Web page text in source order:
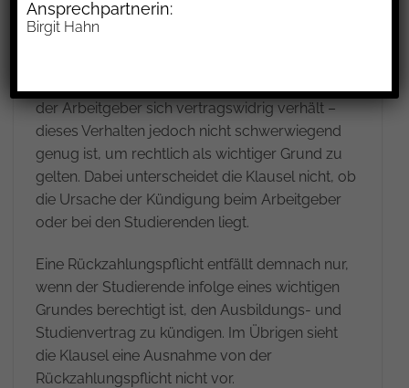
liegen, bleiben unberücksichtigt.
der Arbeitgeber sich vertragswidrig verhält –
dieses Verhalten jedoch nicht schwerwiegend
genug ist, um rechtlich als wichtiger Grund zu
gelten. Dabei unterscheidet die Klausel nicht, ob
die Ursache der Kündigung beim Arbeitgeber
oder bei den Studierenden liegt.
Eine Rückzahlungspflicht entfällt demnach nur,
wenn der Studierende infolge eines wichtigen
Grundes berechtigt ist, den Ausbildungs- und
Studienvertrag zu kündigen. Im Übrigen sieht
die Klausel eine Ausnahme von der
Rückzahlungspflicht nicht vor.
Ansprechpartnerin:
Birgit Hahn